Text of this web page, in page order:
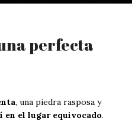
perfecta
, una piedra rasposa y
en el lugar equivocado.